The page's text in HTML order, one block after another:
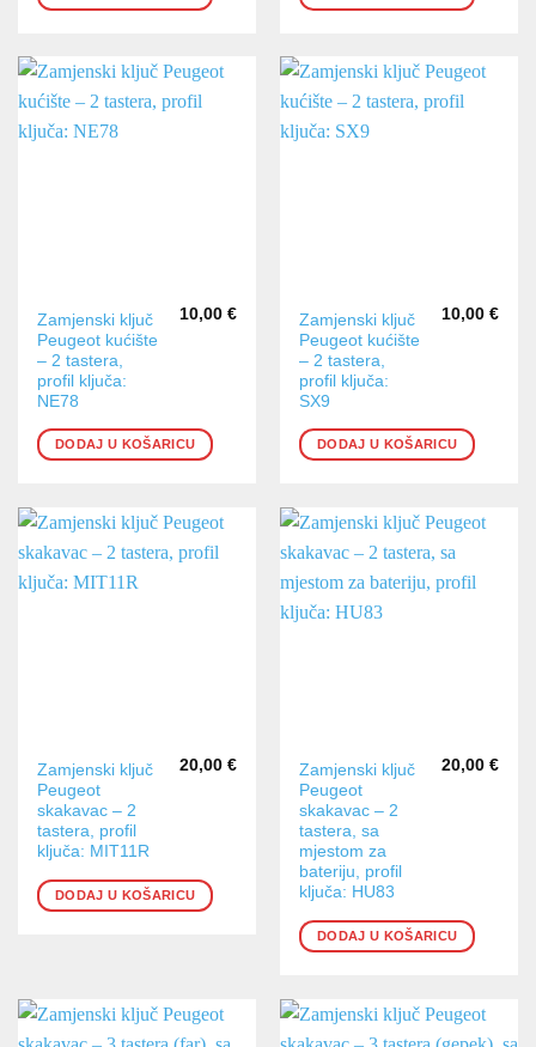
Zamjenski ključ
Peugeot kućište
– 2 tastera,
profil ključa:
NE78
10,00 €
DODAJ U KOŠARICU
Zamjenski ključ
Peugeot kućište
– 2 tastera,
profil ključa:
SX9
10,00 €
DODAJ U KOŠARICU
Zamjenski ključ
Peugeot
skakavac – 2
tastera, profil
ključa: MIT11R
20,00 €
DODAJ U KOŠARICU
Zamjenski ključ
Peugeot
skakavac – 2
tastera, sa
mjestom za
bateriju, profil
ključa: HU83
20,00 €
DODAJ U KOŠARICU